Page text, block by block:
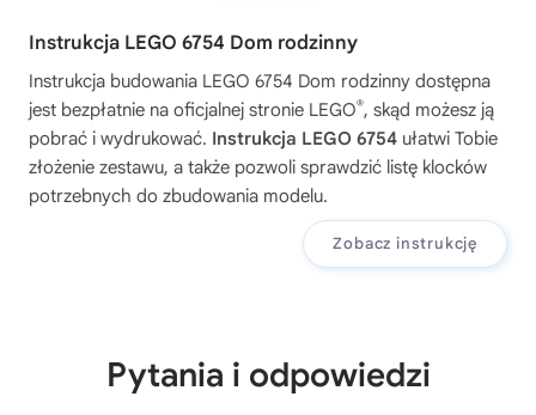
Instrukcja LEGO 6754 Dom rodzinny
Instrukcja budowania LEGO 6754 Dom rodzinny dostępna
jest bezpłatnie na oficjalnej stronie LEGO®, skąd możesz ją
pobrać i wydrukować. Instrukcja LEGO 6754 ułatwi Tobie
złożenie zestawu, a także pozwoli sprawdzić listę klocków
potrzebnych do zbudowania modelu.
Zobacz instrukcję
Pytania i odpowiedzi